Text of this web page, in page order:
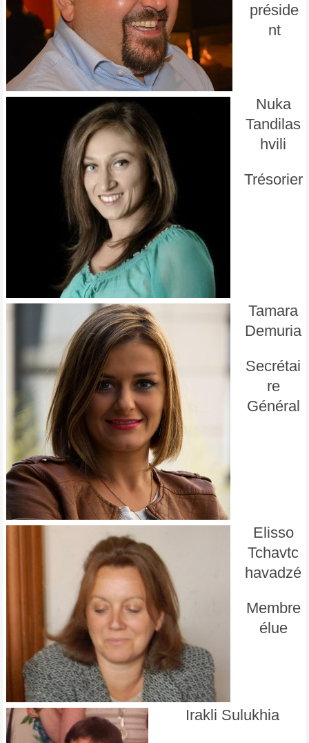
préside
nt
Nuka
Tandilas
hvili
Trésorier
Tamara
Demuria
Secrétai
re
Général
Elisso
Tchavtc
havadzé
Membre
élue
Irakli Sulukhia